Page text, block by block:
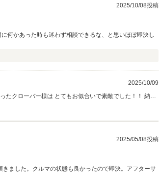
2025/10/08投稿
何かあった時も迷わず相談できるな、と思いほぼ即決し
2025/10/09
ローバー様は とてもお似合いで素敵でした！！ 納車
2025/05/08投稿
ました。クルマの状態も良かったので即決。アフターサ